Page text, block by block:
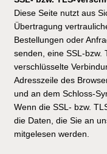
Diese Seite nutzt aus
Übertragung
Bestellungen oder
senden, eine SSL-bzw.
verschlüsselte
Adresszeile des
und an dem Schloss-
Wenn die SSL- bzw.
die Daten, die Sie an
mitgelesen werden.